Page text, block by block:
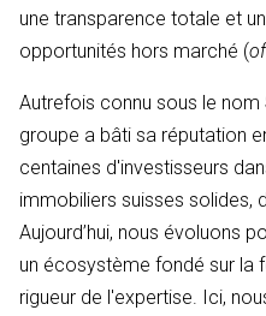
une transparence totale et
opportunités hors marché (
Autrefois connu sous le nom
groupe a bâti sa réputation
centaines d'investisseurs
immobiliers suisses solides,
Aujourd’hui, nous évoluons
un écosystème fondé sur la
rigueur de l'expertise. Ici,